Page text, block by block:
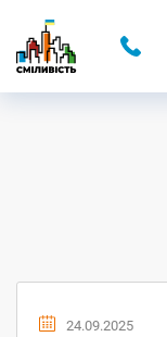
24.09.2025